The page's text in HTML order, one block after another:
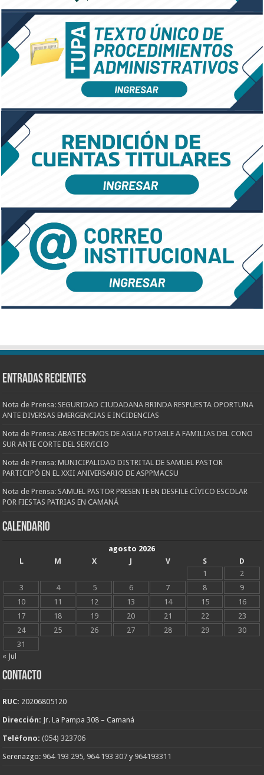
Entradas recientes
Nota de Prensa: SEGURIDAD CIUDADANA BRINDA RESPUESTA OPORTUNA
ANTE DIVERSAS EMERGENCIAS E INCIDENCIAS
Nota de Prensa: ABASTECEMOS DE AGUA POTABLE A FAMILIAS DEL CONO
SUR ANTE CORTE DEL SERVICIO
Nota de Prensa: MUNICIPALIDAD DISTRITAL DE SAMUEL PASTOR
PARTICIPÓ EN EL XXII ANIVERSARIO DE ASPPMACSU
Nota de Prensa: SAMUEL PASTOR PRESENTE EN DESFILE CÍVICO ESCOLAR
POR FIESTAS PATRIAS EN CAMANÁ
CALENDARIO
agosto 2026
L
M X J V S
D
1
2
3
4 5 6 7 8
9
10
11 12 13 14 15
16
17
18 19 20 21 22
23
24
25 26 27 28 29
30
31
« Jul
CONTACTO
RUC: 20206805120
Dirección: Jr. La Pampa 308 – Camaná
Teléfono: (054) 323706
Serenazgo: 964 193 295, 964 193 307 y 964193311